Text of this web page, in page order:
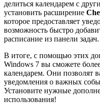
делиться календарем с
установить расширение
которое предоставляет
возможность быстро
расписание из панели задач.
В итоге, с помощью этих
Windows 7 вы сможете
календарем. Они позволят
уведомления о важных
Установите нужные
использования!